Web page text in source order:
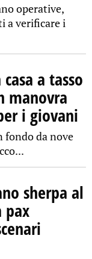
operative,
a verificare i
a tasso
manovra
i giovani
fondo da nove
sherpa al
pax